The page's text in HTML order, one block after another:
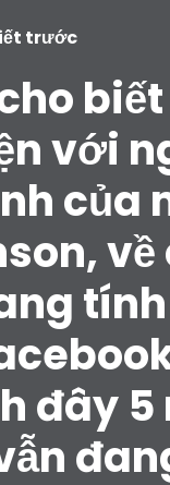
trước
với
của
về
đây 5